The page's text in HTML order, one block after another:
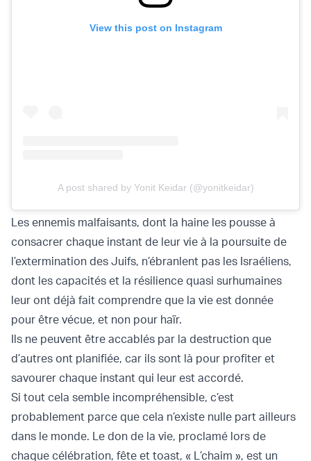
View this post on Instagram
A post shared by Yonit Keidar (@yonitkeidar)
Les ennemis malfaisants, dont la haine les pousse à
consacrer chaque instant de leur vie à la poursuite de
l’extermination des Juifs, n’ébranlent pas les Israéliens,
dont les capacités et la résilience quasi surhumaines
leur ont déjà fait comprendre que la vie est donnée
pour être vécue, et non pour haïr.
Ils ne peuvent être accablés par la destruction que
d’autres ont planifiée, car ils sont là pour profiter et
savourer chaque instant qui leur est accordé.
Si tout cela semble incompréhensible, c’est
probablement parce que cela n’existe nulle part ailleurs
dans le monde. Le don de la vie, proclamé lors de
chaque célébration, fête et toast, « L’chaim », est un